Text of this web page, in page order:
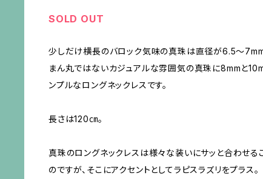
SOLD OUT
少しだけ横長のバロック気味の真珠は直径が6.5〜7mm
まん丸ではないカジュアルな雰囲気の真珠に8mmと
ンプルなロングネックレスです。
長さは120㎝。
真珠のロングネックレスは様々な装いにサッと合わせる
のですが、そこにアクセントとしてラピスラズリをプラス。